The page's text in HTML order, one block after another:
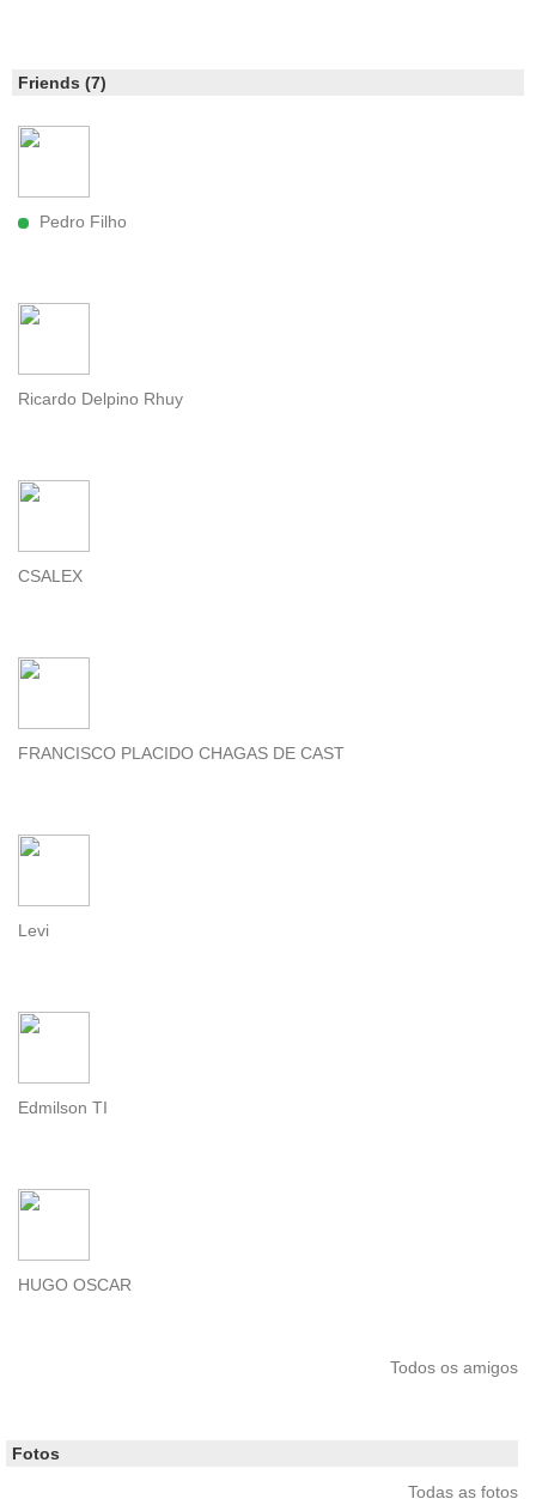
Friends (7)
Pedro Filho
Ricardo Delpino Rhuy
CSALEX
FRANCISCO PLACIDO CHAGAS DE CAST
Levi
Edmilson TI
HUGO OSCAR
Todos os amigos
Fotos
Todas as fotos